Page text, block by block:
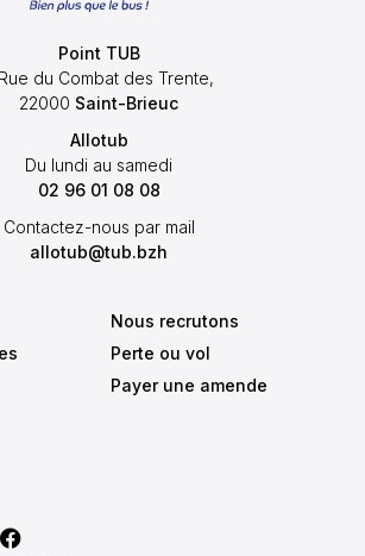
Point TUB
du Combat des Trente,
22000 Saint-Brieuc
Allotub
Du lundi au samedi
02 96 01 08 08
Contactez-nous par mail
allotub@tub.bzh
Nous recrutons
Perte ou vol
Payer une amende